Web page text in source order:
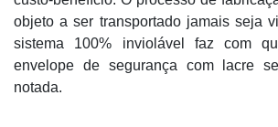
objeto a ser transportado jamais seja
sistema 100% inviolável faz com
envelope de segurança com lacre
notada.